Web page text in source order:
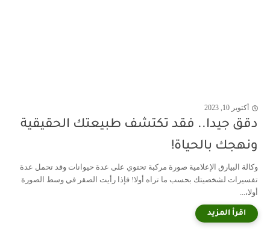
أكتوبر 10, 2023
دقق جيدا.. فقد تكتشف طبيعتك الحقيقية
ونهجك بالحياة!
وكالة البيارق الإعلامية صورة مركبة تحتوي على عدة حيوانات وقد تحمل عدة
تفسيرات لشخصيتك بحسب ما تراه أولا! فإذا رأيت الصقر في وسط الصورة
أولا،...